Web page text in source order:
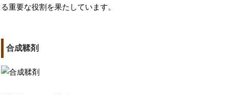
る重要な役割を果たしています。
合成鞣剤